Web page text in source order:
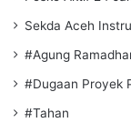
Sekda Aceh
#Agung
#Dugaan Proyek
#Tahan